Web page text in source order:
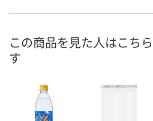
この商品を見た人はこち
す